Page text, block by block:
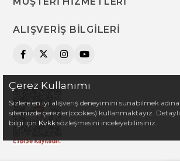
ALIŞVERİŞ BİLGİLERİ
Çerez Kullanımı
Sizlere en iyi alışveriş deneyimini sunabilmek adına
sitemizde çerezler(cookies) kullanmaktayız. Detaylı
bilgi için Kvkk sözleşmesini inceleyebilirsiniz.